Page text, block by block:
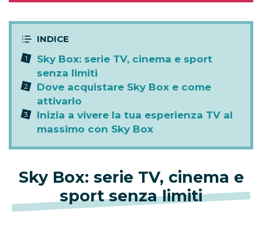
Sky Box: serie TV, cinema e sport
senza limiti
Dove acquistare Sky Box e come
attivarlo
Inizia a vivere la tua esperienza TV al
massimo con Sky Box
Sky Box: serie TV, cinema e
sport senza limiti